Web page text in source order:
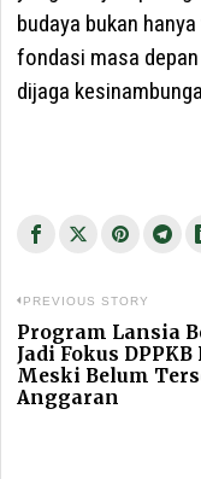
budaya bukan
fondasi masa
dijaga
Navigasi
pos
PREVIOUS STORY
Previous
post:
Program Lansia
Jadi Fokus
Meski Belum
Anggaran